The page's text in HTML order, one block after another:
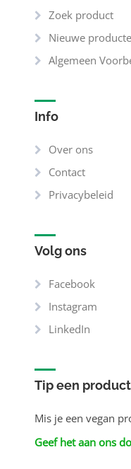
Zoek product
Nieuwe
Algemeen
Info
Over ons
Contact
Privacybeleid
Volg ons
Facebook
Instagram
LinkedIn
Tip een product
Mis je een vegan
Geef het aan ons